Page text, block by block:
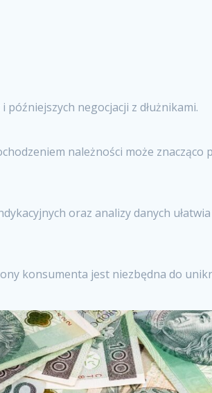
negocjacji z dłużnikami.
należności może znacząco
oraz analizy danych
konsumenta jest niezbędna do